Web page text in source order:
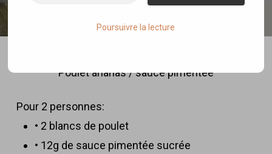
Poulet ananas / sauce pimentée
Pour 2 personnes:
• 2 blancs de poulet
• 12g de sauce pimentée sucrée
Poursuivre la lecture